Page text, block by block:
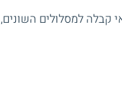
קבלה למסלולים השונים,